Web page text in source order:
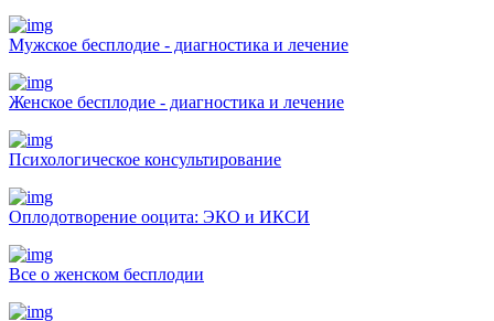
Мужское бесплодие - диагностика и лечение
Женское бесплодие - диагностика и лечение
Психологическое консультирование
Оплодотворение ооцита: ЭКО и ИКСИ
Все о женском бесплодии